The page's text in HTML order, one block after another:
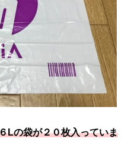
Lの袋が２０枚入っていま